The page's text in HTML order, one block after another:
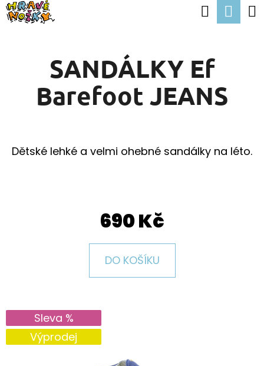
Přejít
Hledat
SANDÁLKY Ef
Barefoot JEANS
Dětské lehké a velmi ohebné sandálky na léto.
690 Kč
DO KOŠÍKU
Sleva %
Výprodej
K
O
Zpět
Zpět
T
E
N
A